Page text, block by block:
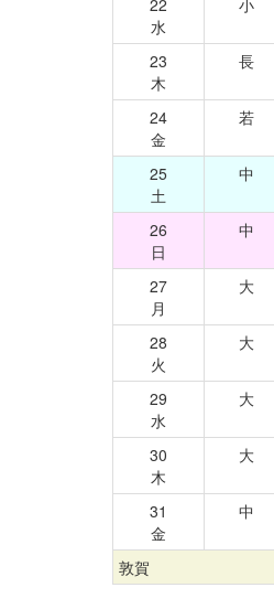
22
水
小
23
木
長
24
金
若
25
土
中
26
日
中
27
月
大
28
火
大
29
水
大
30
木
大
31
金
中
敦賀